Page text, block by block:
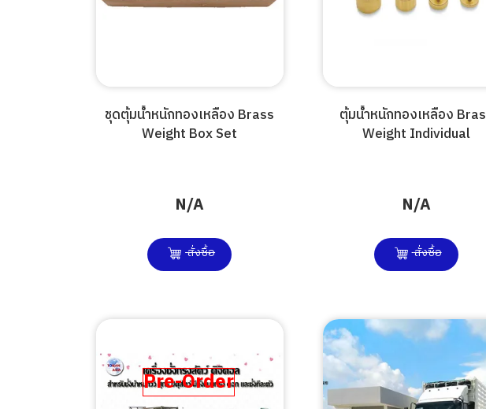
ชุดตุ้มน้ำหนักทองเหลือง Brass
Weight Box Set
N/A
สั่งซื้อ
ตุ้มน้ำหนักทองเหลือง
Weight Individual
N/A
สั่งซื้อ
Pre-Order